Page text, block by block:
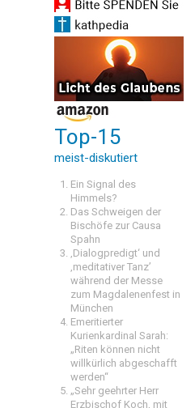
Top-15
meist-diskutiert
Ein Signal des
Himmels?
Das Schweigen der
Bischöfe zur Causa
Spahn
‚Dialogpredigt‘ und
‚meditativer Tanz’
während der Messe
zum Magdalenenfest in
München
Emeritierter
Kurienkardinal Sarah:
„Riten können nicht
willkürlich abgeschafft
werden“
„Sehr geehrter Herr
Erzbischof Koch, mit